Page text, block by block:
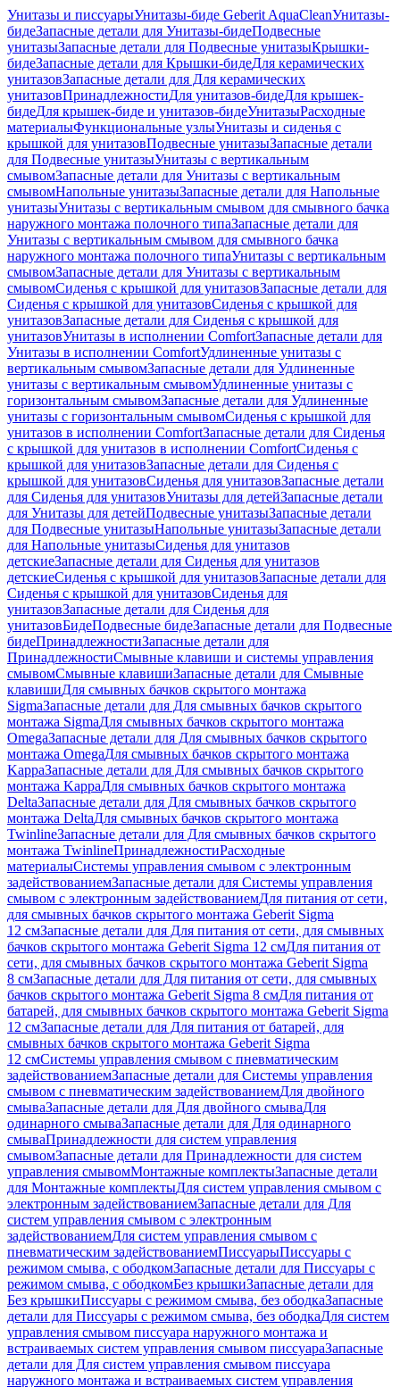
Унитазы и писсуарыУнитазы-биде Geberit AquaCleanУнитазы-
бидеЗапасные детали для Унитазы-бидеПодвесные
унитазыЗапасные детали для Подвесные унитазыКрышки-
бидеЗапасные детали для Крышки-бидеДля керамических
унитазовЗапасные детали для Для керамических
унитазовПринадлежностиДля унитазов-бидеДля крышек-
бидеДля крышек-биде и унитазов-бидеУнитазыРасходные
материалыФункциональные узлыУнитазы и сиденья с
крышкой для унитазовПодвесные унитазыЗапасные детали
для Подвесные унитазыУнитазы с вертикальным
смывомЗапасные детали для Унитазы с вертикальным
смывомНапольные унитазыЗапасные детали для Напольные
унитазыУнитазы с вертикальным смывом для смывного бачка
наружного монтажа полочного типаЗапасные детали для
Унитазы с вертикальным смывом для смывного бачка
наружного монтажа полочного типаУнитазы с вертикальным
смывомЗапасные детали для Унитазы с вертикальным
смывомСиденья с крышкой для унитазовЗапасные детали для
Сиденья с крышкой для унитазовСиденья с крышкой для
унитазовЗапасные детали для Сиденья с крышкой для
унитазовУнитазы в исполнении ComfortЗапасные детали для
Унитазы в исполнении ComfortУдлиненные унитазы с
вертикальным смывомЗапасные детали для Удлиненные
унитазы с вертикальным смывомУдлиненные унитазы с
горизонтальным смывомЗапасные детали для Удлиненные
унитазы с горизонтальным смывомСиденья с крышкой для
унитазов в исполнении ComfortЗапасные детали для Сиденья
с крышкой для унитазов в исполнении ComfortСиденья с
крышкой для унитазовЗапасные детали для Сиденья с
крышкой для унитазовСиденья для унитазовЗапасные детали
для Сиденья для унитазовУнитазы для детейЗапасные детали
для Унитазы для детейПодвесные унитазыЗапасные детали
для Подвесные унитазыНапольные унитазыЗапасные детали
для Напольные унитазыСиденья для унитазов
детскиеЗапасные детали для Сиденья для унитазов
детскиеСиденья с крышкой для унитазовЗапасные детали для
Сиденья с крышкой для унитазовСиденья для
унитазовЗапасные детали для Сиденья для
унитазовБидеПодвесные бидеЗапасные детали для Подвесные
бидеПринадлежностиЗапасные детали для
ПринадлежностиСмывные клавиши и системы управления
смывомСмывные клавишиЗапасные детали для Смывные
клавишиДля смывных бачков скрытого монтажа
SigmaЗапасные детали для Для смывных бачков скрытого
монтажа SigmaДля смывных бачков скрытого монтажа
OmegaЗапасные детали для Для смывных бачков скрытого
монтажа OmegaДля смывных бачков скрытого монтажа
KappaЗапасные детали для Для смывных бачков скрытого
монтажа KappaДля смывных бачков скрытого монтажа
DeltaЗапасные детали для Для смывных бачков скрытого
монтажа DeltaДля смывных бачков скрытого монтажа
TwinlineЗапасные детали для Для смывных бачков скрытого
монтажа TwinlineПринадлежностиРасходные
материалыСистемы управления смывом с электронным
задействованиемЗапасные детали для Системы управления
смывом с электронным задействованиемДля питания от сети,
для смывных бачков скрытого монтажа Geberit Sigma
12 смЗапасные детали для Для питания от сети, для смывных
бачков скрытого монтажа Geberit Sigma 12 смДля питания от
сети, для смывных бачков скрытого монтажа Geberit Sigma
8 смЗапасные детали для Для питания от сети, для смывных
бачков скрытого монтажа Geberit Sigma 8 смДля питания от
батарей, для смывных бачков скрытого монтажа Geberit Sigma
12 смЗапасные детали для Для питания от батарей, для
смывных бачков скрытого монтажа Geberit Sigma
12 смСистемы управления смывом с пневматическим
задействованиемЗапасные детали для Системы управления
смывом с пневматическим задействованиемДля двойного
смываЗапасные детали для Для двойного смываДля
одинарного смываЗапасные детали для Для одинарного
смываПринадлежности для систем управления
смывомЗапасные детали для Принадлежности для систем
управления смывомМонтажные комплектыЗапасные детали
для Монтажные комплектыДля систем управления смывом с
электронным задействованиемЗапасные детали для Для
систем управления смывом с электронным
задействованиемДля систем управления смывом с
пневматическим задействованиемПиссуарыПиссуары с
режимом смыва, с ободкомЗапасные детали для Писсуары с
режимом смыва, с ободкомБез крышкиЗапасные детали для
Без крышкиПиссуары с режимом смыва, без ободкаЗапасные
детали для Писсуары с режимом смыва, без ободкаДля систем
управления смывом писсуара наружного монтажа и
встраиваемых систем управления смывом писсуараЗапасные
детали для Для систем управления смывом писсуара
наружного монтажа и встраиваемых систем управления